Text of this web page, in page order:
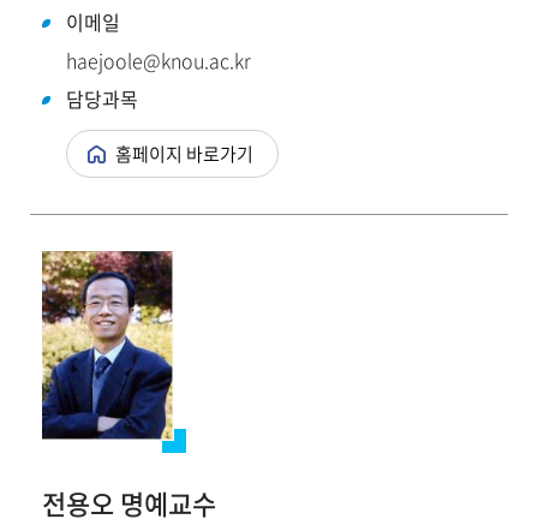
이메일
haejoole@knou.ac.kr
담당과목
홈페이지 바로가기
전용오 명예교수